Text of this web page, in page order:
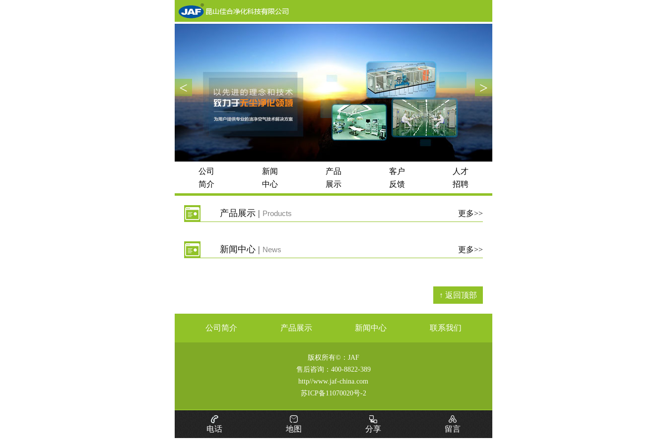
< >
公司
简介
新闻
中心
产品
展示
客户
反馈
人才
招聘
更多>>
产品展示 | Products
更多>>
新闻中心 | News
↑ 返回顶部
公司简介 产品展示 新闻中心 联系我们
版权所有©：JAF
售后咨询： 400-8822-389
http//www.jaf-china.com
苏ICP备11070020号-2
电话 地图 分享 留言